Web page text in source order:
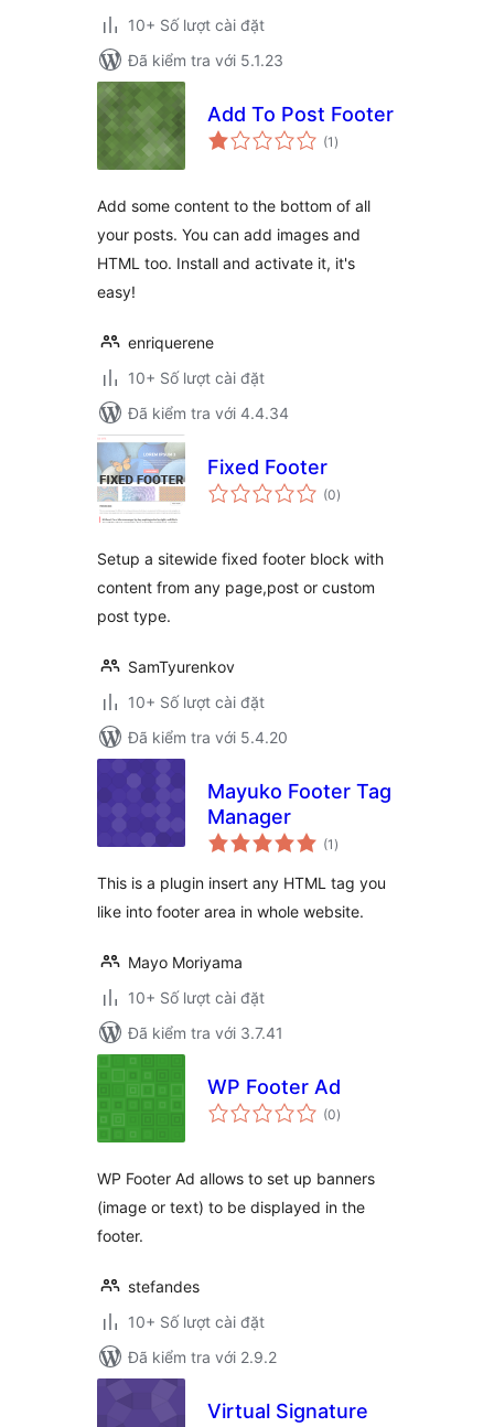
10+ Số lượt cài đặt
Đã kiểm tra với 5.1.23
Add To Post Footer
(1 tổng
đánh
)
Add some content to the bottom of all
your posts. You can add images and
HTML too. Install and activate it, it's
easy!
enriquerene
10+ Số lượt cài đặt
Đã kiểm tra với 4.4.34
Fixed Footer
(0tổng
đánh
)
Setup a sitewide fixed footer block with
content from any page,post or custom
post type.
SamTyurenkov
10+ Số lượt cài đặt
Đã kiểm tra với 5.4.20
Mayuko Footer Tag
Manager
(1 tổng
đánh
)
This is a plugin insert any HTML tag you
like into footer area in whole website.
Mayo Moriyama
10+ Số lượt cài đặt
Đã kiểm tra với 3.7.41
WP Footer Ad
(0tổng
đánh
)
WP Footer Ad allows to set up banners
(image or text) to be displayed in the
footer.
stefandes
10+ Số lượt cài đặt
Đã kiểm tra với 2.9.2
Virtual Signature